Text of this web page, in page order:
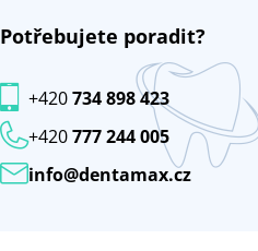
Potřebujete poradit?
info@dentamax.cz
+420777 244 005
+420734 898 423